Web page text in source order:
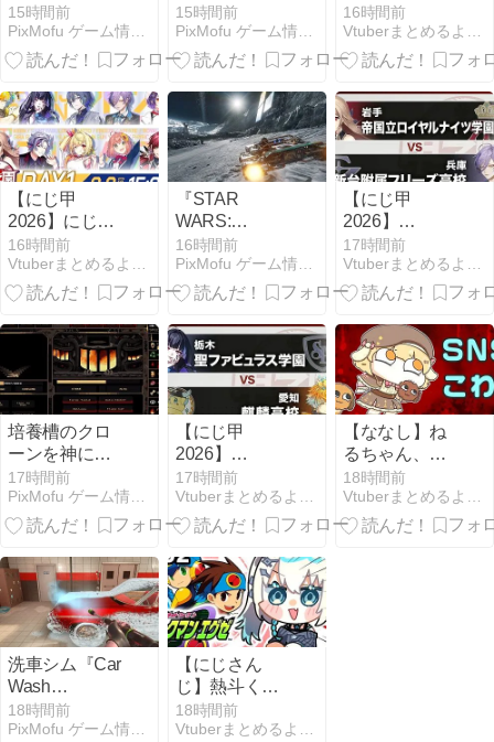
RPG』8月12
日配信開始―
縦画面リアル
形態の魔女編
成
15時間前
PixMofu ゲーム情報 × コミュニティ × 自作アプリ
を担いで逃げ
る協力ホラー
『GRAIN
配信開始
―10%オフの
1,035円
15時間前
PixMofu ゲーム情報 × コミュニティ × 自作アプリ
Splash T-
Party!」 全Tシ
ャツラインナ
16時間前
Vtuberまとめるよ〜ん
【にじ甲
2026】にじさ
んじ甲子園
2026 本戦
Day1終了！し
備ほんま良か
ったわ
16時間前
Vtuberまとめるよ〜ん
『STAR
WARS:
Galactic
Racer』新映像
はランドスピ
重くて頑丈な
機体をドリフ
トで曲げる
16時間前
PixMofu ゲーム情報 × コミュニティ × 自作アプリ
【にじ甲
2026】
Winners2回戦
第2試合：ロイ
ヤルナイツ -
イヤルナイツ
うおおおおお
おお
17時間前
Vtuberまとめるよ〜ん
培養槽のクロ
ーンを神に捧
げるインクリ
メンタル『器
に喰わせろ』
Steamで配信
中
17時間前
【にじ甲
2026】
Winners2回戦
第1試合：麒麟
- 聖ファビュラ
おおおおおお
おおお
17時間前
【ななし】ね
るちゃん、葬
儀代の写真載
せただけで悪
意でXが爆発
18時間前
洗車シム『Car
Wash
Simulator』が
早期アクセス
18時間前
【にじさん
じ】熱斗くん
のガキらしか
らぬ精神性と
18時間前